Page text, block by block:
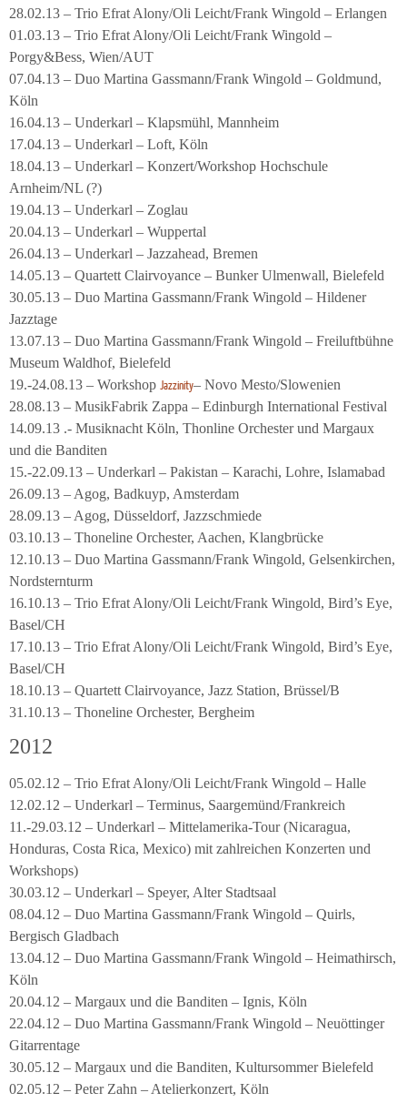
28.02.13 – Trio Efrat Alony/Oli Leicht/Frank Wingold – Erlangen
01.03.13 – Trio Efrat Alony/Oli Leicht/Frank Wingold –
Porgy&Bess, Wien/AUT
07.04.13 – Duo Martina Gassmann/Frank Wingold – Goldmund,
Köln
16.04.13 – Underkarl – Klapsmühl, Mannheim
17.04.13 – Underkarl – Loft, Köln
18.04.13 – Underkarl – Konzert/Workshop Hochschule
Arnheim/NL (?)
19.04.13 – Underkarl – Zoglau
20.04.13 – Underkarl – Wuppertal
26.04.13 – Underkarl – Jazzahead, Bremen
14.05.13 – Quartett Clairvoyance – Bunker Ulmenwall, Bielefeld
30.05.13 – Duo Martina Gassmann/Frank Wingold – Hildener
Jazztage
13.07.13 – Duo Martina Gassmann/Frank Wingold – Freiluftbühne
Museum Waldhof, Bielefeld
19.-24.08.13 – Workshop Jazzinity– Novo Mesto/Slowenien
28.08.13 – MusikFabrik Zappa – Edinburgh International Festival
14.09.13 .- Musiknacht Köln, Thonline Orchester und Margaux
und die Banditen
15.-22.09.13 – Underkarl – Pakistan – Karachi, Lohre, Islamabad
26.09.13 – Agog, Badkuyp, Amsterdam
28.09.13 – Agog, Düsseldorf, Jazzschmiede
03.10.13 – Thoneline Orchester, Aachen, Klangbrücke
12.10.13 – Duo Martina Gassmann/Frank Wingold, Gelsenkirchen,
Nordsternturm
16.10.13 – Trio Efrat Alony/Oli Leicht/Frank Wingold, Bird’s Eye,
Basel/CH
17.10.13 – Trio Efrat Alony/Oli Leicht/Frank Wingold, Bird’s Eye,
Basel/CH
18.10.13 – Quartett Clairvoyance, Jazz Station, Brüssel/B
31.10.13 – Thoneline Orchester, Bergheim
2012
05.02.12 – Trio Efrat Alony/Oli Leicht/Frank Wingold – Halle
12.02.12 – Underkarl – Terminus, Saargemünd/Frankreich
11.-29.03.12 – Underkarl – Mittelamerika-Tour (Nicaragua,
Honduras, Costa Rica, Mexico) mit zahlreichen Konzerten und
Workshops)
30.03.12 – Underkarl – Speyer, Alter Stadtsaal
08.04.12 – Duo Martina Gassmann/Frank Wingold – Quirls,
Bergisch Gladbach
13.04.12 – Duo Martina Gassmann/Frank Wingold – Heimathirsch,
Köln
20.04.12 – Margaux und die Banditen – Ignis, Köln
22.04.12 – Duo Martina Gassmann/Frank Wingold – Neuöttinger
Gitarrentage
30.05.12 – Margaux und die Banditen, Kultursommer Bielefeld
02.05.12 – Peter Zahn – Atelierkonzert, Köln